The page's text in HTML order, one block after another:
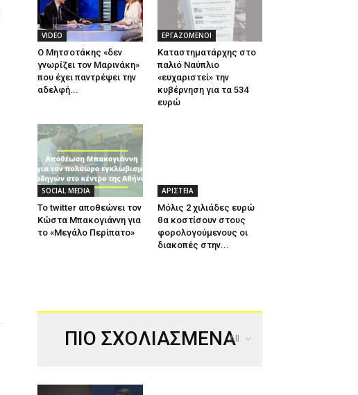
VIDEO
Ο Μητσοτάκης «δεν
γνωρίζει τον Μαρινάκη»
που έχει παντρέψει την
αδελφή...
ΕΡΓΑΖΟΜΕΝΟΙ
Καταστηματάρχης στο
παλιό Ναύπλιο
«ευχαριστεί» την
κυβέρνηση για τα 534
ευρώ
SOCIAL MEDIA
Το twitter αποθεώνει τον
Κώστα Μπακογιάννη για
το «Μεγάλο Περίπατο»
ΑΡΙΣΤΕΙΑ
Μόλις 2 χιλιάδες ευρώ
θα κοστίσουν στους
φορολογούμενους οι
διακοπές στην...
ΠΙΟ ΣΧΟΛΙΑΣΜΕΝΑ
All